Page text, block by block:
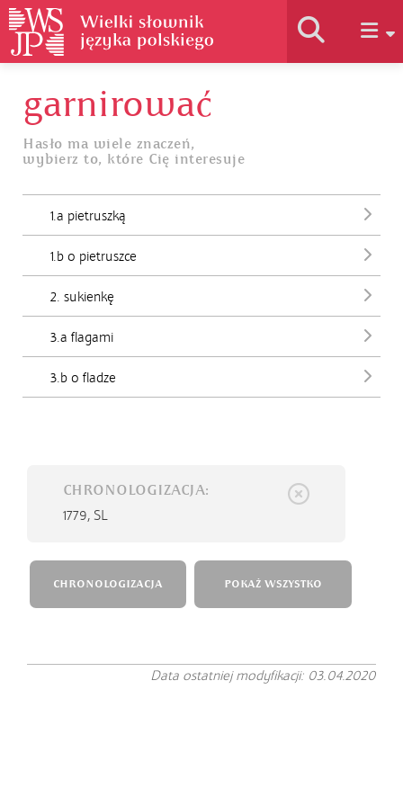
Historia słownika
Jak korzystać
garnirować
Hasło ma wiele znaczeń,
wybierz to, które Cię interesuje
1.a pietruszką
1.b o pietruszce
2. sukienkę
3.a flagami
3.b o fladze
CHRONOLOGIZACJA:
1779, SL
CHRONOLOGIZACJA POKAŻ WSZYSTKO
Data ostatniej modyfikacji: 03.04.2020